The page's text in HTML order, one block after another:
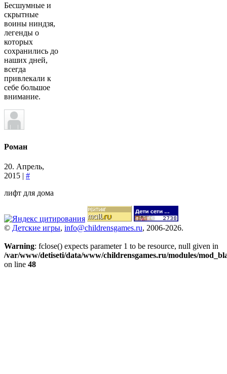
Бесшумные и
скрытные
воины ниндзя,
легенды о
которых
сохранились до
наших дней,
всегда
привлекали к
себе большое
внимание.
Роман
20. Апрель,
2015 | #
лифт для дома
© Детские игры, info@childrensgames.ru, 2006-2026.
Warning: fclose() expects parameter 1 to be resource, null given in
/var/www/detiseti/data/www/childrensgames.ru/modules/
on line 48